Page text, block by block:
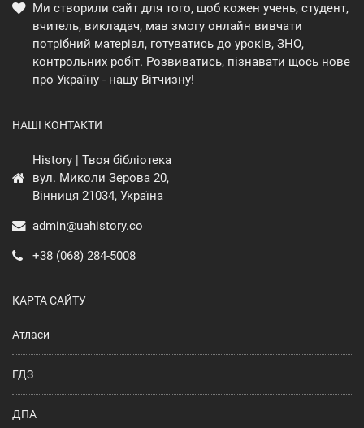
Ми створили сайт для того, щоб кожен учень, студент,
вчитель, викладач, мав змогу онлайн вивчати
потрібний матеріал, готуватись до уроків, ЗНО,
контрольних робіт. Розвиватись, пізнавати щось нове
про Україну - нашу Вітчизну!
НАШІ КОНТАКТИ
History | Твоя бібліотека
вул. Миколи Зерова 20,
Вінниця 21034, Україна
admin@uahistory.co
+38 (068) 284-5008
КАРТА САЙТУ
Атласи
ГДЗ
ДПА